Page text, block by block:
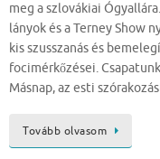
meg a szlovákiai
lányok és a Terney Show
kis szusszanás és
focimérkőzései.
Másnap, az esti
Tovább olvasom